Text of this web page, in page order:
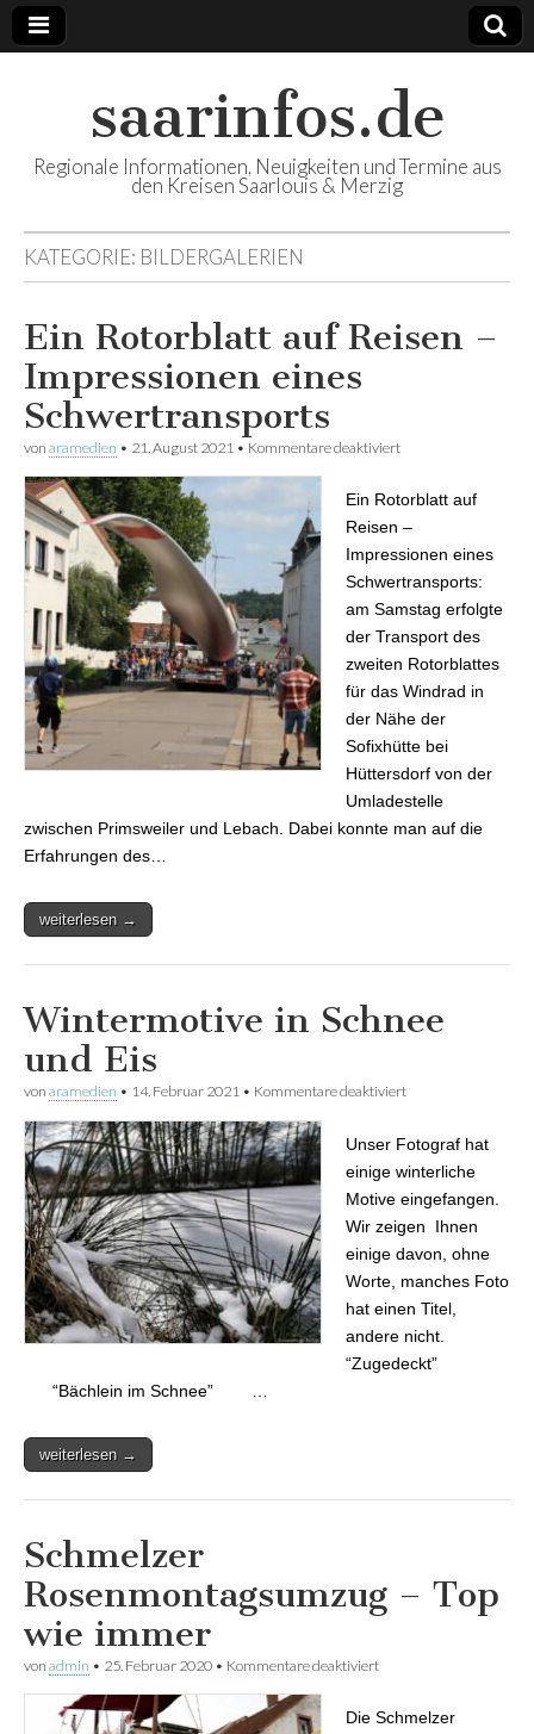
saarinfos.de
Regionale Informationen, Neuigkeiten und Termine aus
den Kreisen Saarlouis & Merzig
KATEGORIE: BILDERGALERIEN
Ein Rotorblatt auf Reisen –
Impressionen eines
Schwertransports
von aramedien • 21. August 2021 • Kommentare deaktiviert
Schwertransports
Ein Rotorblatt auf
Reisen –
Impressionen eines
Schwertransports:
am Samstag erfolgte
der Transport des
zweiten Rotorblattes
für das Windrad in
der Nähe der
Sofixhütte bei
Hüttersdorf von der
Umladestelle
zwischen Primsweiler und Lebach. Dabei konnte man auf die
Erfahrungen des…
weiterlesen →
Wintermotive in Schnee
und Eis
von aramedien • 14. Februar 2021 • Kommentare deaktiviert
Unser Fotograf hat
einige winterliche
Motive eingefangen.
Wir zeigen Ihnen
einige davon, ohne
Worte, manches Foto
hat einen Titel,
andere nicht.
“Zugedeckt”
“Bächlein im Schnee” …
weiterlesen →
Schmelzer
Rosenmontagsumzug – Top
wie immer
von admin • 25. Februar 2020 • Kommentare deaktiviert
Die Schmelzer